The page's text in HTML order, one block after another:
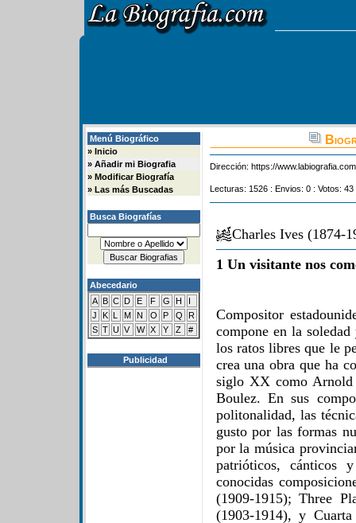
Menú Biográfico
» Inicio
» Añadir mi Biografia
» Modificar Biografía
» Las más Buscadas
Busca Biografías
Abecedario
A B C D E F G H
I
J
K L M N O P Q
R
S T U V W X Y Z #
Publicidad
Dirección: https://
Lecturas: 1526 : Envios: 0 : Votos:
Charles Ives (1874-
1 Un visitante nos
Compositor
compone en la
los ratos libres que le
crea una obra que ha
siglo XX como Arnold
Boulez. En sus
politonalidad, las
gusto por las formas
por la música
patrióticos, cánticos
conocidas
(1909-1915); Three
(1903-1914), y